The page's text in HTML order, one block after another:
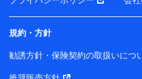
当社は株式会社NTTドコモ
との間で、以下のとおり個
す。
規約・方針
勧誘方針・保険契約の取扱いにつ